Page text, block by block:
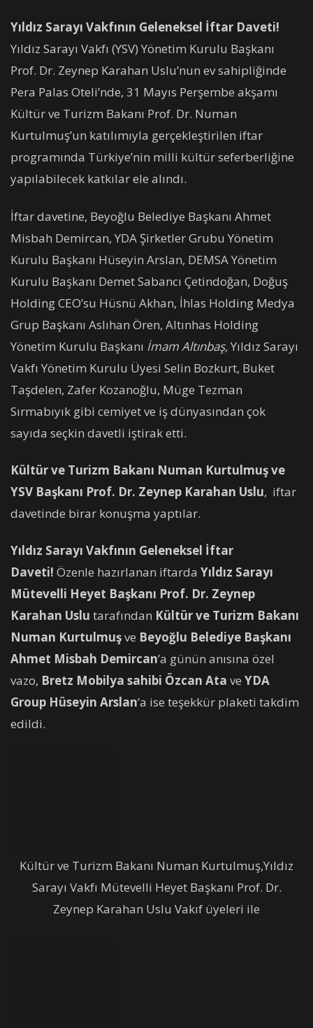
Yıldız Sarayı Vakfının Geleneksel İftar Daveti!
Yıldız Sarayı Vakfı (YSV) Yönetim Kurulu Başkanı
Prof. Dr. Zeynep Karahan Uslu’nun ev sahipliğinde
Pera Palas Oteli’nde, 31 Mayıs Perşembe akşamı
Kültür ve Turizm Bakanı Prof. Dr. Numan
Kurtulmuş’un katılımıyla gerçekleştirilen iftar
programında Türkiye’nin milli kültür seferberliğine
yapılabilecek katkılar ele alındı.
İftar davetine, Beyoğlu Belediye Başkanı Ahmet
Misbah Demircan, YDA Şirketler Grubu Yönetim
Kurulu Başkanı Hüseyin Arslan, DEMSA Yönetim
Kurulu Başkanı Demet Sabancı Çetindoğan, Doğuş
Holding CEO’su Hüsnü Akhan, İhlas Holding Medya
Grup Başkanı Aslıhan Ören, Altınhas Holding
Yönetim Kurulu Başkanı İmam Altınbaş,Yıldız Sarayı
Vakfı Yönetim Kurulu Üyesi Selin Bozkurt, Buket
Taşdelen, Zafer Kozanoğlu, Müge Tezman
Sırmabıyık gibi cemiyet ve iş dünyasından çok
sayıda seçkin davetli iştirak etti.
Kültür ve Turizm Bakanı Numan Kurtulmuş ve
YSV Başkanı Prof. Dr. Zeynep Karahan Uslu, iftar
davetinde birar konuşma yaptılar.
Yıldız Sarayı Vakfının Geleneksel İftar
Daveti! Özenle hazırlanan iftarda Yıldız Sarayı
Mütevelli Heyet Başkanı Prof. Dr. Zeynep
Karahan Uslu tarafından Kültür ve Turizm Bakanı
Numan Kurtulmuşve Beyoğlu Belediye Başkanı
Ahmet Misbah Demircan’a günün anısına özel
vazo, Bretz Mobilya sahibi Özcan Ata ve YDA
Group Hüseyin Arslan’a ise teşekkür plaketi takdim
edildi.
Kültür ve Turizm Bakanı Numan Kurtulmuş,Yıldız
Sarayı Vakfı Mütevelli Heyet Başkanı Prof. Dr.
Zeynep Karahan Uslu Vakıf üyeleri ile